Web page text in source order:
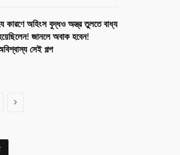
কারণে অহিংস বুদ্ধও অস্ত্র তুলতে বাধ্য
জানলে অবাক হবেন!
সেই গল্প
Next